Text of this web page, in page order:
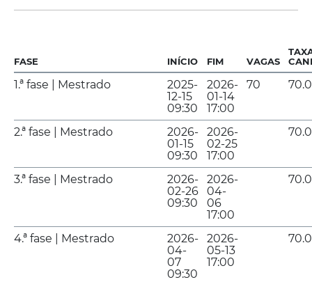
FASE INÍCIO FIM VAGAS
1.ª fase | Mestrado
2025-
12-15
09:30
2026-
01-14
17:00
70
2.ª fase | Mestrado
2026-
01-15
09:30
2026-
02-25
17:00
3.ª fase | Mestrado
2026-
02-26
09:30
2026-
04-
06
17:00
4.ª fase | Mestrado
2026-
04-
07
09:30
2026-
05-13
17:00